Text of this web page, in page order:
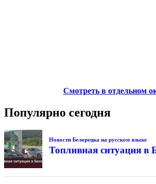
Смотреть в отдельном
Популярно сегодня
Новости Белорецка на русском языке
Топливная ситуация в